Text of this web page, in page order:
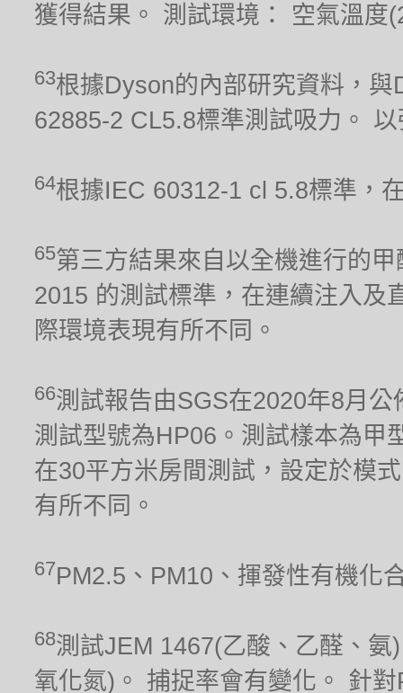
獲得結果。 測試環境： 空氣溫度
63根據Dyson的內部研究資料，
62885-2 CL5.8標準測試吸力。
64根據IEC 60312-1 cl 5.8標準，
65第三方結果來自以全機進行的
2015 的測試標準，在連續注入及
際環境表現有所不同。
66測試報告由SGS在2020年8月
測試型號為HP06。測試樣本為甲
在30平方米房間測試，設定於模
有所不同。
67PM2.5、PM10、揮發性有機化
68測試JEM 1467(乙酸、乙醛、
氧化氮)。 捕捉率會有變化。 針